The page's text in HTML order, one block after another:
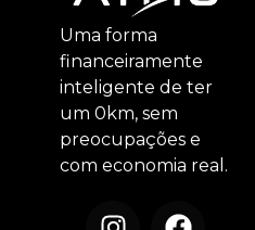
Uma forma
financeiramente
inteligente de ter
um 0km, sem
preocupações e
com economia real.